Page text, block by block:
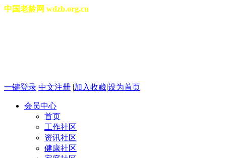
中国老龄网 wdzb.org.cn
一键登录 中文注册 |加入收藏|设为首页
会员中心
首页
工作社区
资讯社区
健康社区